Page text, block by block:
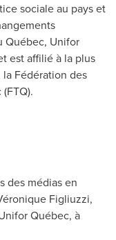
sociale au pays et
Québec, Unifor
est affilié à la plus
Fédération des
des médias en
Figliuzzi,
Québec, à